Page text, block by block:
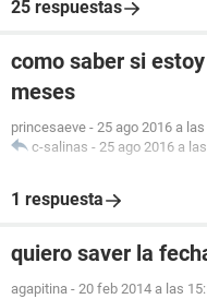
25 respuestas
como saber si
meses
princesaeve - 25 ago 2016 a
c-salinas - 25 ago 2016 a
1 respuesta
quiero saver la
agapitina - 20 feb 2014 a las